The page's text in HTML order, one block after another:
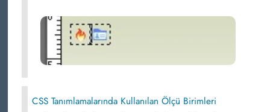
CSS Tanımlamalarında Kullanılan Ölçü Birimleri